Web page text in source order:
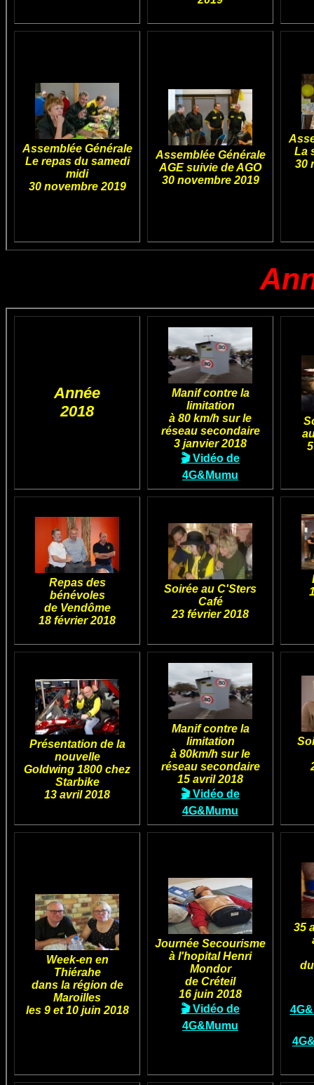
Assemblée Générale
Le repas du samedi
midi
30 novembre 2019
Assemblée Générale
AGE suivie de AGO
30 novembre 2019
La
30
Année
2018
Manif contre la
limitation
à 80 km/h sur le
réseau secondaire
3 janvier 2018
🎬 Vidéo de
4G&Mumu
Repas des
bénévoles
de Vendôme
18 février 2018
Soirée au C'Sters
Café
23 février 2018
Présentation de la
nouvelle
Goldwing 1800 chez
Starbike
13 avril 2018
Manif contre la
limitation
à 80km/h sur le
réseau secondaire
15 avril 2018
🎬 Vidéo de
4G&Mumu
Week-en en
Thiérahe
dans la région de
Maroilles
les 9 et 10 juin 2018
Journée Secourisme
à l'hopital Henri
Mondor
de Créteil
16 juin 2018
🎬 Vidéo de
4G&Mumu
35